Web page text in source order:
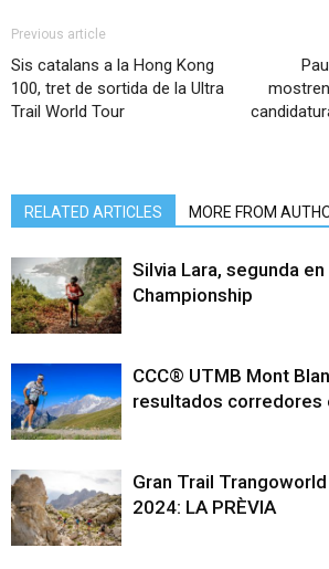
Previous article
Sis catalans a la Hong Kong
100, tret de sortida de la Ultra
Trail World Tour
RELATED ARTICLES MORE FROM
Silvia Lara, segunda en
Championship
CCC® UTMB Mont
resultados corredores
Gran Trail
2024: LA PRÈVIA